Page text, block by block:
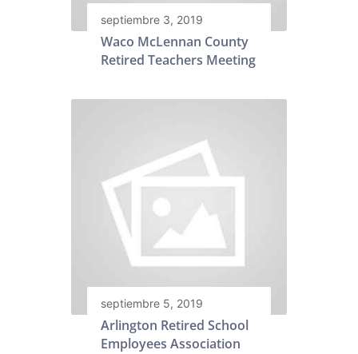
septiembre 3, 2019
Waco McLennan County
Retired Teachers Meeting
septiembre 5, 2019
Arlington Retired School
Employees Association